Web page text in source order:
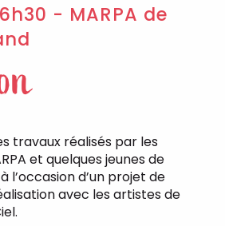
- MARPA de
travaux réalisés par les
et quelques jeunes de
l’occasion d’un projet de
avec les artistes de